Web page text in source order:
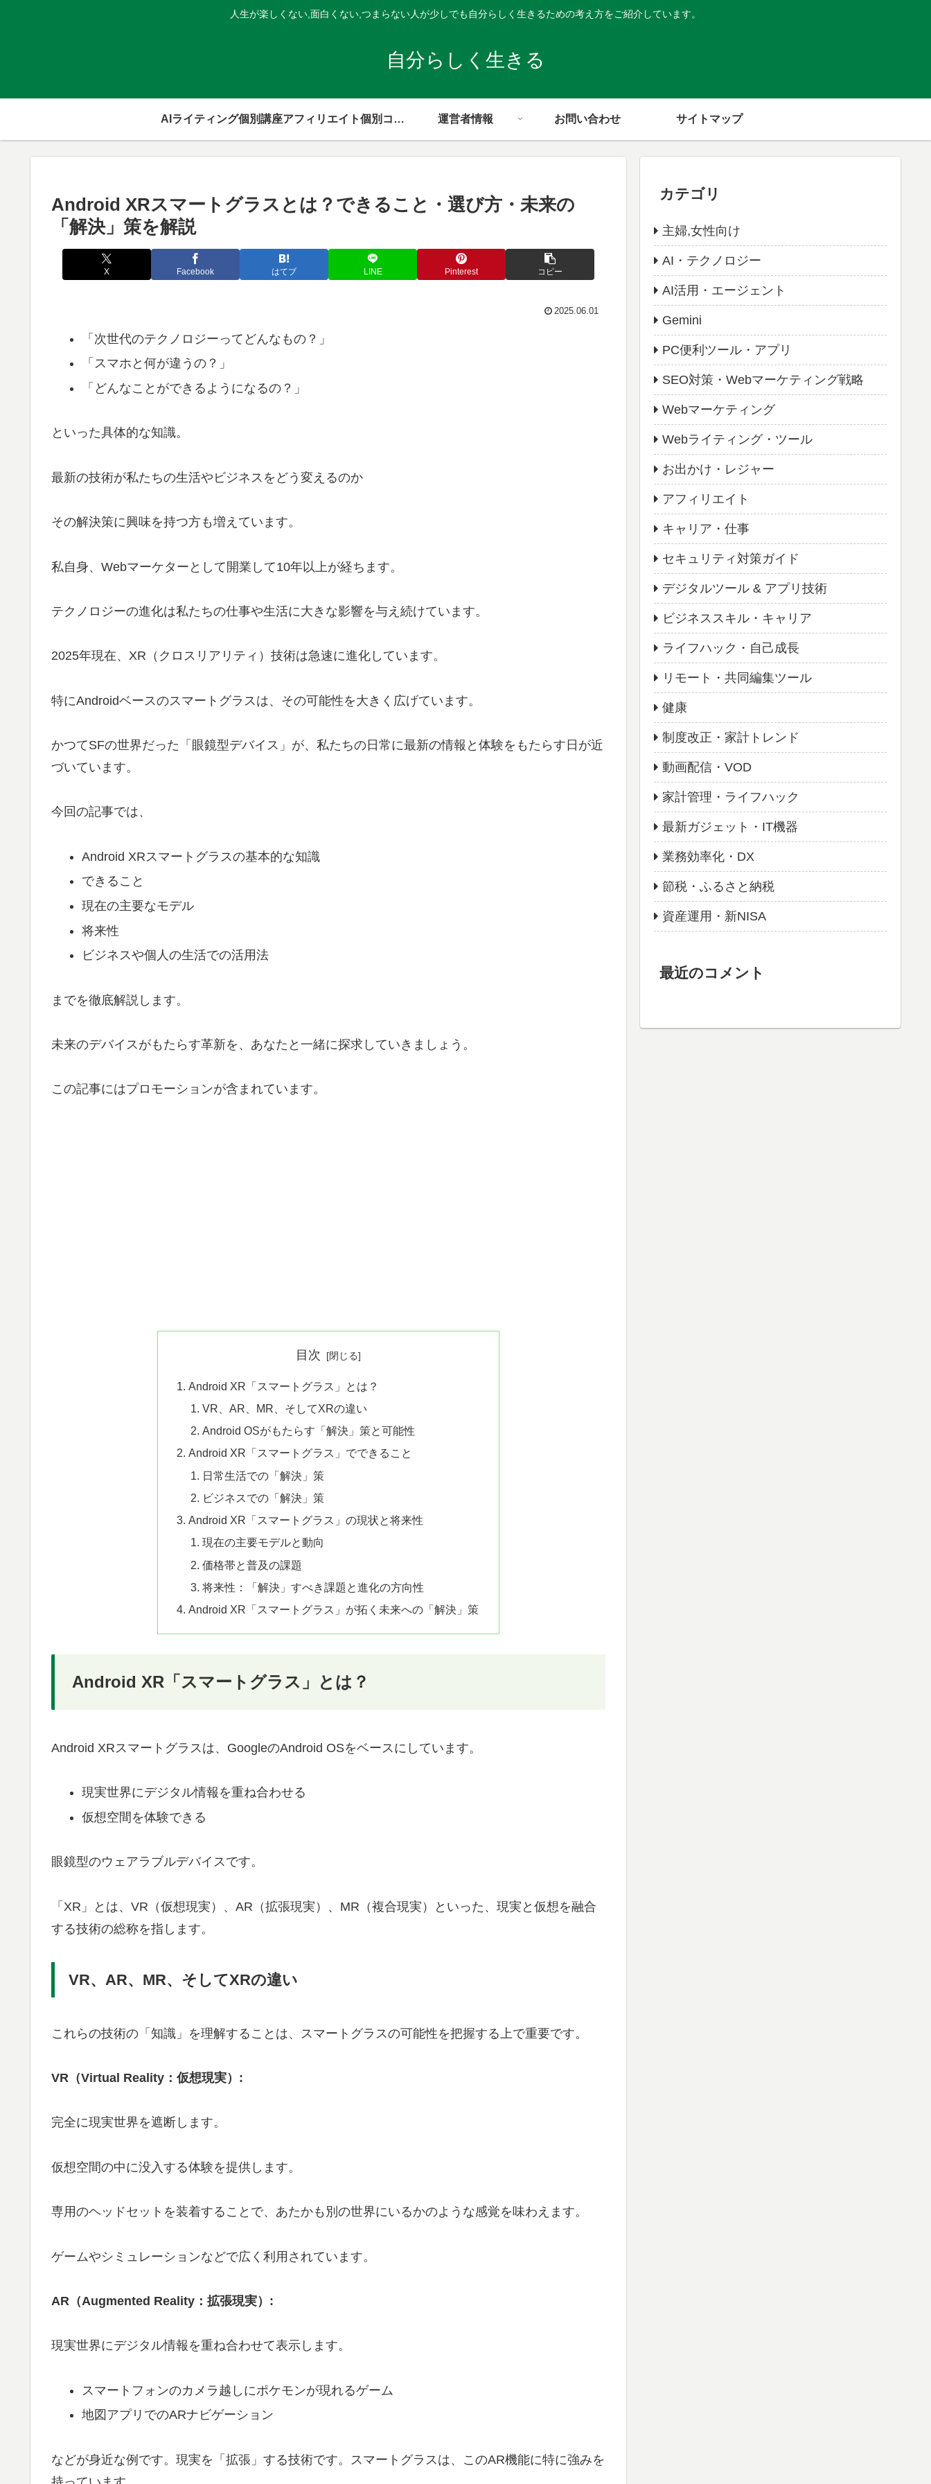
人生が楽しくない,面白くない,つまらない人が少しでも自分らしく生きるための考え方をご紹介しています。
自分らしく生きる
AIライティング個別講座 アフィリエイト個別コンサル 運営者情報 お問い合わせ サイトマップ
Android XRスマートグラスとは？できること・選び方・未来の
「解決」策を解説
X Facebook はてブ LINE Pinterest コピー
2025.06.01
「次世代のテクノロジーってどんなもの？」
「スマホと何が違うの？」
「どんなことができるようになるの？」
といった具体的な知識。
最新の技術が私たちの生活やビジネスをどう変えるのか
その解決策に興味を持つ方も増えています。
私自身、Webマーケターとして開業して10年以上が経ちます。
テクノロジーの進化は私たちの仕事や生活に大きな影響を与え続けています。
2025年現在、XR（クロスリアリティ）技術は急速に進化しています。
特にAndroidベースのスマートグラスは、その可能性を大きく広げています。
かつてSFの世界だった「眼鏡型デバイス」が、私たちの日常に最新の情報と体験をもたらす日が近
づいています。
今回の記事では、
Android XRスマートグラスの基本的な知識
できること
現在の主要なモデル
将来性
ビジネスや個人の生活での活用法
までを徹底解説します。
未来のデバイスがもたらす革新を、あなたと一緒に探求していきましょう。
この記事にはプロモーションが含まれています。
目次
Android XR「スマートグラス」とは？
VR、AR、MR、そしてXRの違い
Android OSがもたらす「解決」策と可能性
Android XR「スマートグラス」でできること
日常生活での「解決」策
ビジネスでの「解決」策
Android XR「スマートグラス」の現状と将来性
現在の主要モデルと動向
価格帯と普及の課題
将来性：「解決」すべき課題と進化の方向性
Android XR「スマートグラス」が拓く未来への「解決」策
Android XR「スマートグラス」とは？
Android XRスマートグラスは、GoogleのAndroid OSをベースにしています。
現実世界にデジタル情報を重ね合わせる
仮想空間を体験できる
眼鏡型のウェアラブルデバイスです。
「XR」とは、VR（仮想現実）、AR（拡張現実）、MR（複合現実）といった、現実と仮想を融合
する技術の総称を指します。
VR、AR、MR、そしてXRの違い
これらの技術の「知識」を理解することは、スマートグラスの可能性を把握する上で重要です。
VR（Virtual Reality：仮想現実）:
完全に現実世界を遮断します。
仮想空間の中に没入する体験を提供します。
専用のヘッドセットを装着することで、あたかも別の世界にいるかのような感覚を味わえます。
ゲームやシミュレーションなどで広く利用されています。
AR（Augmented Reality：拡張現実）:
現実世界にデジタル情報を重ね合わせて表示します。
スマートフォンのカメラ越しにポケモンが現れるゲーム
地図アプリでのARナビゲーション
などが身近な例です。現実を「拡張」する技術です。スマートグラスは、このAR機能に特に強みを
カテゴリ
主婦,女性向け
AI・テクノロジー
AI活用・エージェント
Gemini
PC便利ツール・アプリ
SEO対策・Webマーケティング戦略
Webマーケティング
Webライティング・ツール
お出かけ・レジャー
アフィリエイト
キャリア・仕事
セキュリティ対策ガイド
デジタルツール & アプリ技術
ビジネススキル・キャリア
ライフハック・自己成長
リモート・共同編集ツール
健康
制度改正・家計トレンド
動画配信・VOD
家計管理・ライフハック
最新ガジェット・IT機器
業務効率化・DX
節税・ふるさと納税
資産運用・新NISA
最近のコメント